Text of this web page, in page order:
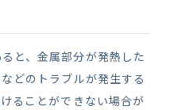
と、金属部分が発熱した
どのトラブルが発生する
ることができない場合が